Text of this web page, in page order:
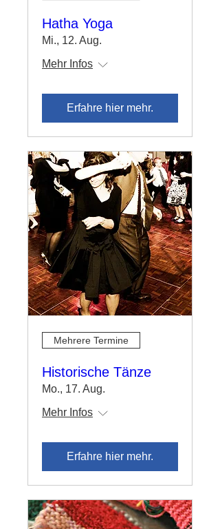
Hatha Yoga
Mi., 12. Aug.
Mehr Infos
Erfahre hier mehr.
Mehrere Termine
Historische Tänze
Mo., 17. Aug.
Mehr Infos
Erfahre hier mehr.